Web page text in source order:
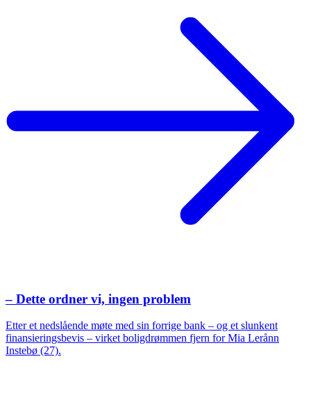
– Dette ordner vi, ingen problem
Etter et nedslående møte med sin forrige bank – og et slunkent
finansieringsbevis – virket boligdrømmen fjern for Mia Lerånn
Instebø (27).